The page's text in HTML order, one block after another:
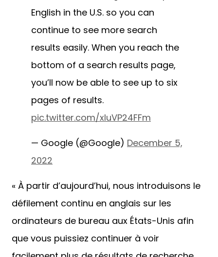
continuous scrolling to desktop in
English in the U.S. so you can
results easily. When you reach the
bottom of a search results page,
you’ll now be able to see up to six
pages of results.
pic.twitter.com/xIuVP24FFm
— Google (@Google) December 5,
2022
« À partir d’aujourd’hui, nous introduisons le
défilement continu en anglais sur les
que vous puissiez continuer à voir